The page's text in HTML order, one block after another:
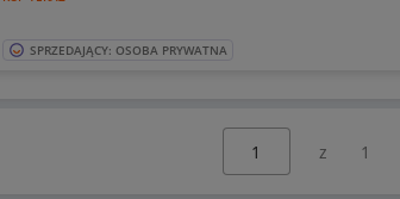
SPRZEDAJĄCY: OSOBA PRYWATNA
z 1